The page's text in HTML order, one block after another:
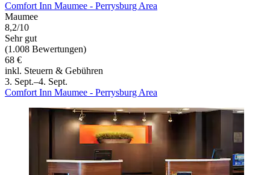
Comfort Inn Maumee - Perrysburg Area
Maumee
8,2/10
Sehr gut
(1.008 Bewertungen)
68 €
inkl. Steuern & Gebühren
3. Sept.–4. Sept.
Comfort Inn Maumee - Perrysburg Area